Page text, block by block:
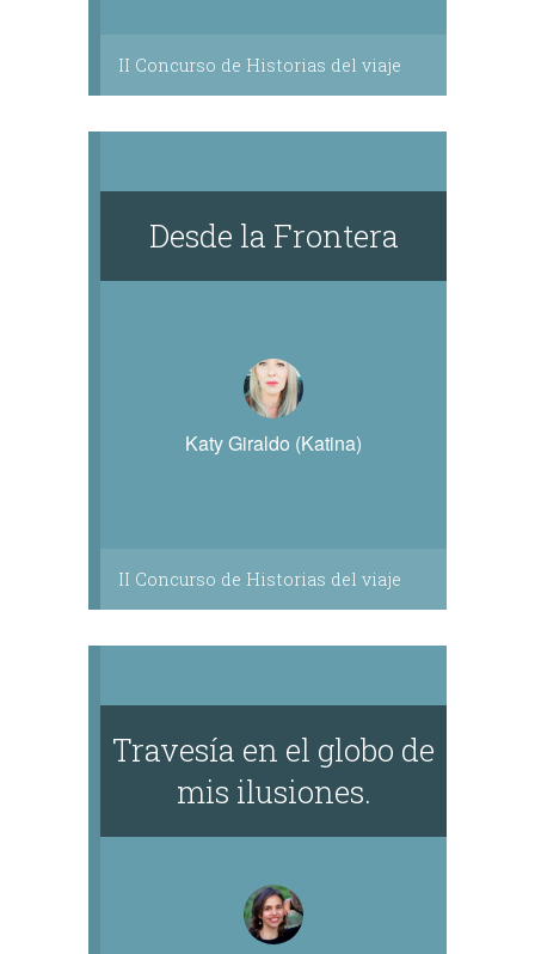
II Concurso de Historias del viaje
​Desde la Frontera
Katy Giraldo (Katina)
II Concurso de Historias del viaje
Travesía en el globo de
mis ilusiones.